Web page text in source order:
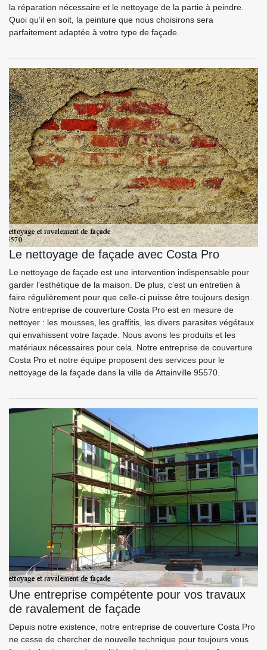
la réparation nécessaire et le nettoyage de la partie à peindre.
Quoi qu’il en soit, la peinture que nous choisirons sera
parfaitement adaptée à votre type de façade.
Le nettoyage de façade avec Costa Pro
Le nettoyage de façade est une intervention indispensable pour
garder l’esthétique de la maison. De plus, c’est un entretien à
faire régulièrement pour que celle-ci puisse être toujours design.
Notre entreprise de couverture Costa Pro est en mesure de
nettoyer : les mousses, les graffitis, les divers parasites végétaux
qui envahissent votre façade. Nous avons les produits et les
matériaux nécessaires pour cela. Notre entreprise de couverture
Costa Pro et notre équipe proposent des services pour le
nettoyage de la façade dans la ville de Attainville 95570.
Une entreprise compétente pour vos travaux
de ravalement de façade
Depuis notre existence, notre entreprise de couverture Costa Pro
ne cesse de chercher de nouvelle technique pour toujours vous